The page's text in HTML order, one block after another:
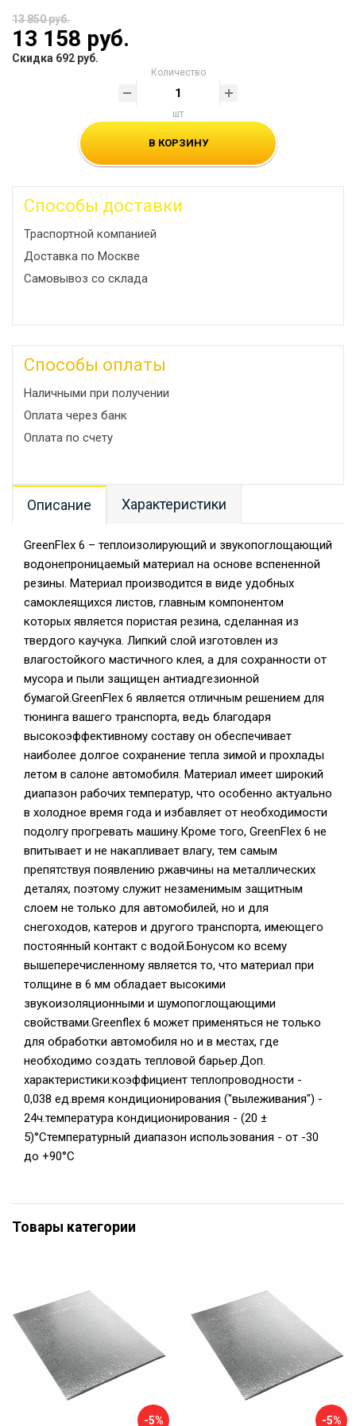
13 850 руб.
13 158 руб.
Скидка 692 руб.
Количество
шт
В КОРЗИНУ
Способы доставки
Траспортной компанией
Доставка по Москве
Самовывоз со склада
Способы оплаты
Наличными при получении
Оплата через банк
Оплата по счету
Описание Характеристики
GreenFlex 6 – теплоизолирующий и звукопоглощающий
водонепроницаемый материал на основе вспененной
резины. Материал производится в виде удобных
самоклеящихся листов, главным компонентом
которых является пористая резина, сделанная из
твердого каучука. Липкий слой изготовлен из
влагостойкого мастичного клея, а для сохранности от
мусора и пыли защищен антиадгезионной
бумагой.GreenFlex 6 является отличным решением для
тюнинга вашего транспорта, ведь благодаря
высокоэффективному составу он обеспечивает
наиболее долгое сохранение тепла зимой и прохлады
летом в салоне автомобиля. Материал имеет широкий
диапазон рабочих температур, что особенно актуально
в холодное время года и избавляет от необходимости
подолгу прогревать машину.Кроме того, GreenFlex 6 не
впитывает и не накапливает влагу, тем самым
препятствуя появлению ржавчины на металлических
деталях, поэтому служит незаменимым защитным
слоем не только для автомобилей, но и для
снегоходов, катеров и другого транспорта, имеющего
постоянный контакт с водой.Бонусом ко всему
вышеперечисленному является то, что материал при
толщине в 6 мм обладает высокими
звукоизоляционными и шумопоглощающими
свойствами.Greenflex 6 может применяться не только
для обработки автомобиля но и в местах, где
необходимо создать тепловой барьер.Доп.
характеристики:коэффициент теплопроводности -
0,038 ед.время кондиционирования ("вылеживания") -
24ч.температура кондиционирования - (20 ±
5)°Стемпературный диапазон использования - от -30
до +90°С
Товары категории
-5% -5%